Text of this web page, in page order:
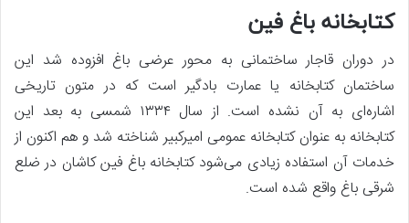
كتابخانه باغ فین
در دوران قاجار ساختمانی به محور عرضی باغ افزوده شد این
ساختمان کتابخانه یا عمارت بادگیر است که در متون تاریخی
اشاره‌ای به آن نشده است. از سال ۱۳۳۴ شمسی به بعد این
کتابخانه به عنوان کتابخانه عمومی امیرکبیر شناخته شد و هم اکنون از
خدمات آن استفاده زیادی می‌شود کتابخانه باغ فین کاشان در ضلع
شرقی باغ واقع شده است.